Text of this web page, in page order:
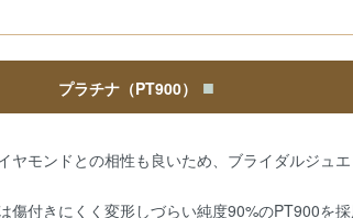
プラチナ（PT900） ■
モンドとの相性も良いため、ブライダルジュ
付きにくく変形しづらい純度90%のPT900を採